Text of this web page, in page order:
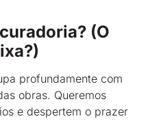
(O
profundamente com
obras. Queremos
e despertem o prazer